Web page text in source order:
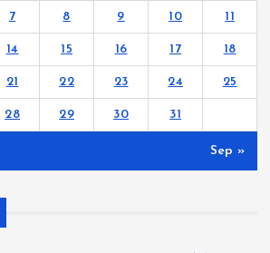
7 8 9 10 11
14 15 16 17 18
21 22 23 24 25
28 29 30 31
Sep »